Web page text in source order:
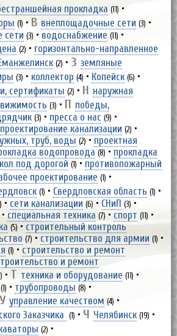
прокладка (11) •
(1) • В внеплощадочные сети (3) •
сети (3) • водоснабжение (11) •
(2) • горизонтально-направленное
(2) • З земляные
(3) • коллектор (4) • Копейск (6) •
сертификаты (2) • Н наружная
(3) • П победы,
(3) • пресса о нас (9) •
проектирование канализации (2) •
труб, воды (2) • проектная
водопровода (8) • прокладка
под дорогой (1) • противопожарный
проектирование (1) •
(1) • Свердловская область (1) •
• сети канализации (6) • СНиП (3) •
• специальная техника (7) • спорт (11) •
(5) • строительный контроль
(7) • строительство для армии (1) •
(1) • строительство и ремонт
и ремонт
• Т техника и оборудование (11) •
(1) • трубопроводы (8) •
У управление качеством (4) •
Заказчика (1) • Ч Челябинск (19) •
(2) •